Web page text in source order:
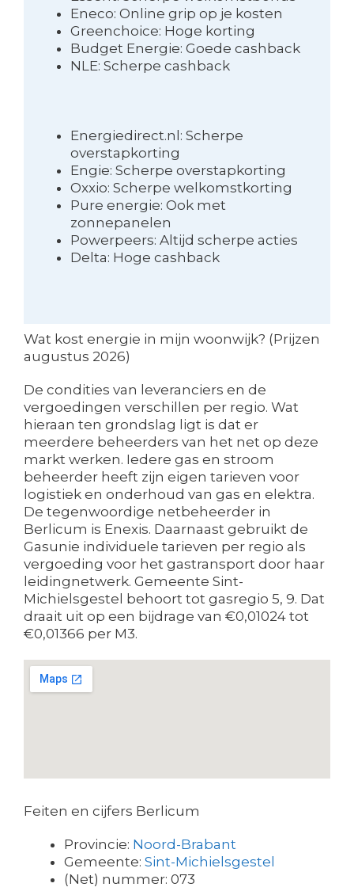
Eneco: Online grip op je kosten
Greenchoice: Hoge korting
Budget Energie: Goede cashback
NLE: Scherpe cashback
Energiedirect.nl: Scherpe
overstapkorting
Engie: Scherpe overstapkorting
Oxxio: Scherpe welkomstkorting
Pure energie: Ook met
zonnepanelen
Powerpeers: Altijd scherpe acties
Delta: Hoge cashback
Wat kost energie in mijn woonwijk? (Prijzen
augustus 2026)
De condities van leveranciers en de
vergoedingen verschillen per regio. Wat
hieraan ten grondslag ligt is dat er
meerdere beheerders van het net op deze
markt werken. Iedere gas en stroom
beheerder heeft zijn eigen tarieven voor
logistiek en onderhoud van gas en elektra.
De tegenwoordige netbeheerder in
Berlicum is Enexis. Daarnaast gebruikt de
Gasunie individuele tarieven per regio als
vergoeding voor het gastransport door haar
leidingnetwerk. Gemeente Sint-
Michielsgestel behoort tot gasregio 5, 9. Dat
draait uit op een bijdrage van €0,01024 tot
€0,01366 per M3.
Feiten en cijfers Berlicum
Provincie: Noord-Brabant
Gemeente: Sint-Michielsgestel
(Net) nummer: 073